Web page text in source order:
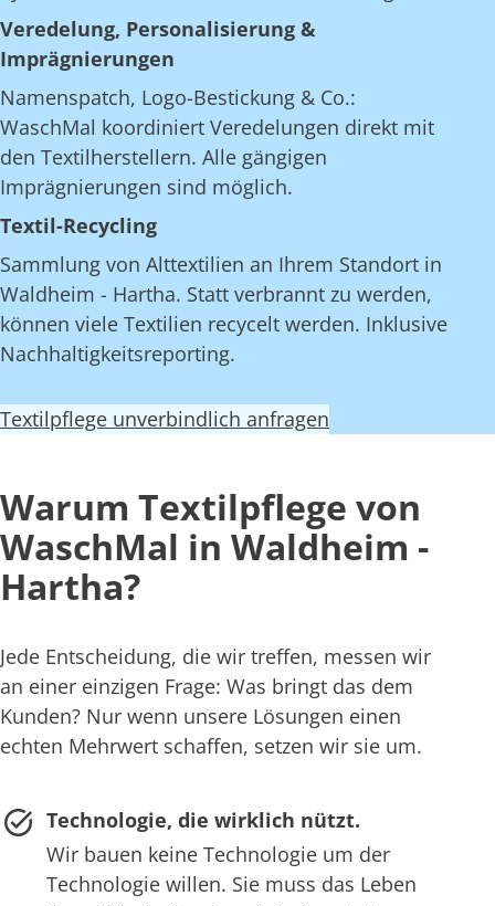
Veredelung, Personalisierung &
Imprägnierungen
Namenspatch, Logo-Bestickung & Co.:
WaschMal koordiniert Veredelungen direkt mit
den Textilherstellern. Alle gängigen
Imprägnierungen sind möglich.
Textil-Recycling
Sammlung von Alttextilien an Ihrem Standort in
Waldheim - Hartha. Statt verbrannt zu werden,
können viele Textilien recycelt werden. Inklusive
Nachhaltigkeitsreporting.
Textilpflege unverbindlich anfragen
Warum Textilpflege von
WaschMal in Waldheim -
Hartha?
Jede Entscheidung, die wir treffen, messen wir
an einer einzigen Frage: Was bringt das dem
Kunden? Nur wenn unsere Lösungen einen
echten Mehrwert schaffen, setzen wir sie um.
Technologie, die wirklich nützt.
Wir bauen keine Technologie um der
Technologie willen. Sie muss das Leben